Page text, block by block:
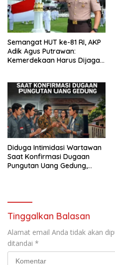
Semangat HUT ke-81 RI, AKP
Adik Agus Putrawan:
Kemerdekaan Harus Dijaga
Diduga Intimidasi Wartawan
Saat Konfirmasi Dugaan
Pungutan Uang Gedung,
Tinggalkan Balasan
Alamat email Anda tidak akan
ditandai *